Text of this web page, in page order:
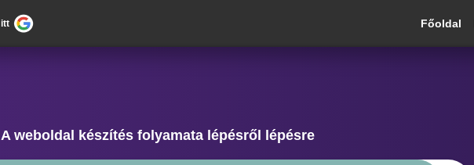
Főoldal
A weboldal készítés folyamata lépésről lépésre